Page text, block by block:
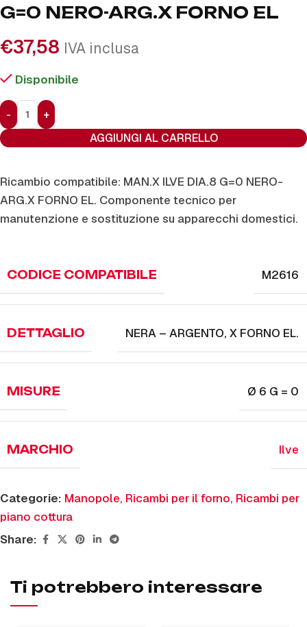
G=0 NERO-ARG.X FORNO EL
€37,58 IVA inclusa
Disponibile
AGGIUNGI AL CARRELLO
Ricambio compatibile: MAN.X ILVE DIA.8 G=0 NERO-
ARG.X FORNO EL. Componente tecnico per
manutenzione e sostituzione su apparecchi domestici.
CODICE COMPATIBILE M2616
DETTAGLIO NERA – ARGENTO, X FORNO EL.
MISURE Ø 6 G = 0
MARCHIO Ilve
Categorie: Manopole, Ricambi per il forno, Ricambi per
piano cottura
Share:
Ti potrebbero interessare